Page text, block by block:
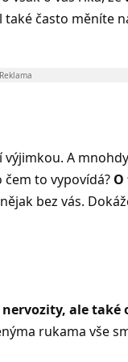
často měníte
Reklama
A
to vypovídá?
bez vás.
ale také
rukama vše